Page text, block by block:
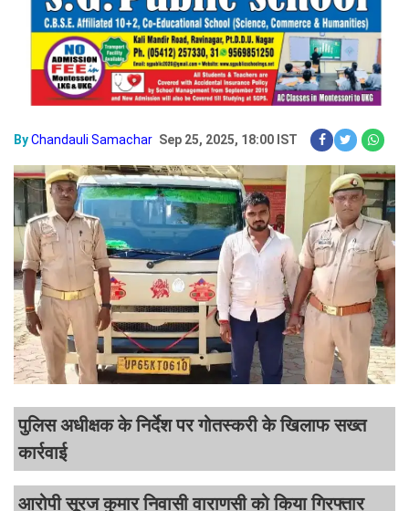
ByChandauli Samachar Sep 25, 2025, 18:00 IST
पुलिस अधीक्षक के निर्देश पर गोतस्करी के खिलाफ सख्त
कार्रवाई
आरोपी सूरज कुमार निवासी वाराणसी को किया गिरफ्तार